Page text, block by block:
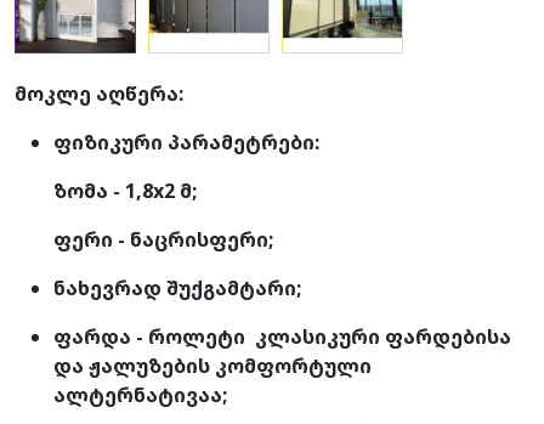
მოკლე აღწერა:
ფიზიკური პარამეტრები:
ზომა - 1,8x2 მ;
ფერი - ნაცრისფერი;
ნახევრად შუქგამტარი;
ფარდა - როლეტი კლასიკური ფარდებისა
და ჟალუზების კომფორტული
ალტერნატივაა;